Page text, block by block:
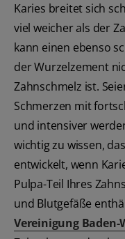
Karies breitet sich
viel weicher als der
kann einen ebenso
der Wurzelzement
Zahnschmelz ist.
Schmerzen mit
und intensiver
wichtig zu wissen,
entwickelt, wenn
Pulpa-Teil Ihres
und Blutgefäße
Vereinigung